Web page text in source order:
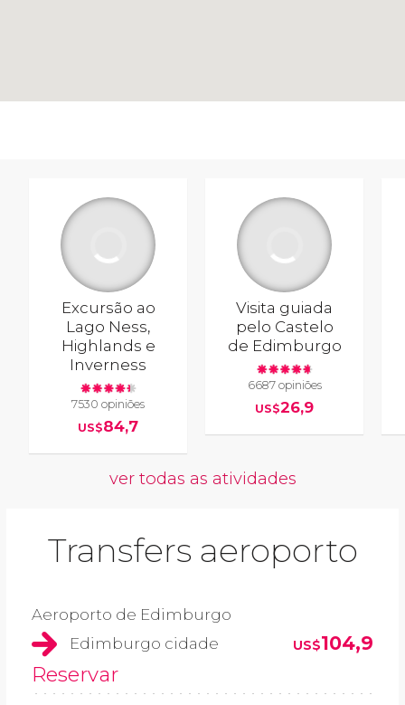
Excursão ao
Lago Ness,
Highlands e
Inverness
7530 opiniões
US$84,7
Visita guiada
pelo Castelo
de Edimburgo
6687 opiniões
US$26,9
ver todas as atividades
Transfers aeroporto
Aeroporto de Edimburgo
Edimburgo cidade
US$104,9
Reservar